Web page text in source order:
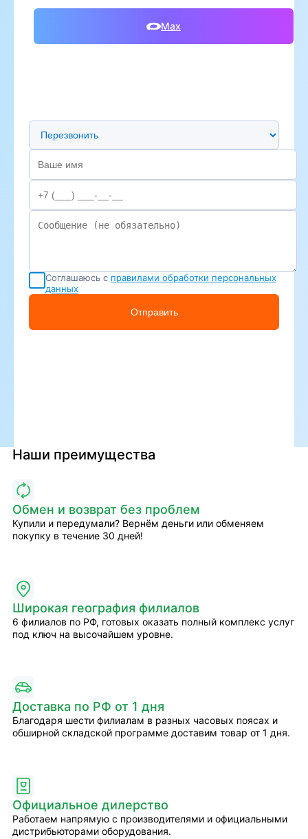
Max
Предпочтительный способ связи
Соглашаюсь с правилами обработки персональных
данных
Отправить
Наши преимущества
Обмен и возврат без проблем
Купили и передумали? Вернём деньги или обменяем
покупку в течение 30 дней!
Широкая география филиалов
6 филиалов по РФ, готовых оказать полный комплекс услуг
под ключ на высочайшем уровне.
Доставка по РФ от 1 дня
Благодаря шести филиалам в разных часовых поясах и
обширной складской программе доставим товар от 1 дня.
Официальное дилерство
Работаем напрямую с производителями и официальными
дистрибьюторами оборудования.